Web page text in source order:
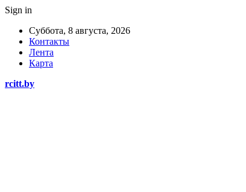
Sign in
Суббота, 8 августа, 2026
Контакты
Лента
Карта
rcitt.by